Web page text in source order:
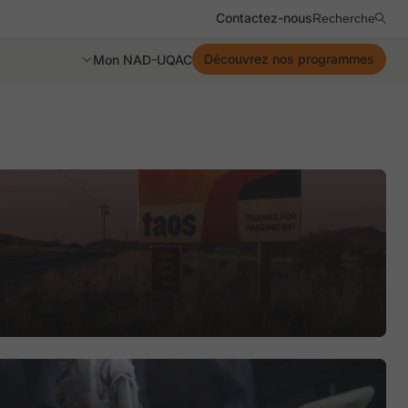
Contactez-nousRecherche
Mon NAD-UQAC Découvrez nos programmes